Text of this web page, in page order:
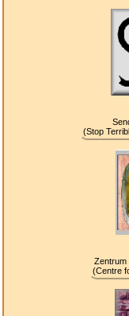
(Stop
Zentrum
(Centre